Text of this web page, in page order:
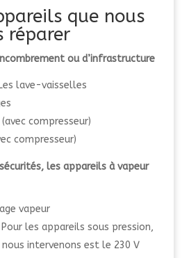
que nous
réparer
ou d’infrastructure
lave-vaisselles
compresseur)
compresseur)
les appareils à vapeur
vapeur
les appareils sous pression,
intervenons est le 230 V